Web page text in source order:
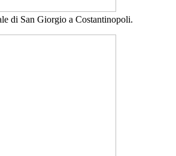
di San Giorgio a Costantinopoli.